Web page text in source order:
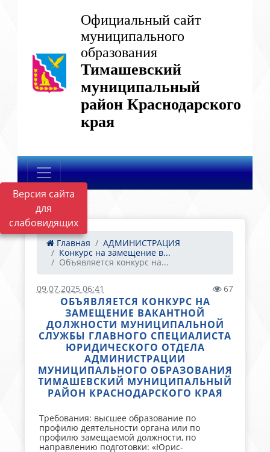
Версия сайта
для
слабовидящих
Официальный сайт
муниципального
образования
Тимашевский
муниципальный
район Краснодарского
края
Главная
АДМИНИСТРАЦИЯ
Конкурс на замещение в...
Объявляется конкурс на...
09.07.2025 06:41 67
ОБЪЯВЛЯЕТСЯ КОНКУРС НА
ЗАМЕЩЕНИЕ ВАКАНТНОЙ
ДОЛЖНОСТИ МУНИЦИПАЛЬНОЙ
СЛУЖБЫ ГЛАВНОГО СПЕЦИАЛИСТА
ЮРИДИЧЕСКОГО ОТДЕЛА
АДМИНИСТРАЦИИ
МУНИЦИПАЛЬНОГО ОБРАЗОВАНИЯ
ТИМАШЕВСКИЙ МУНИЦИПАЛЬНЫЙ
РАЙОН КРАСНОДАРСКОГО КРАЯ
Требования: высшее образование по
профилю деятельности органа или по
профилю замещаемой должности, по
направлению подготовки: «Юрис-